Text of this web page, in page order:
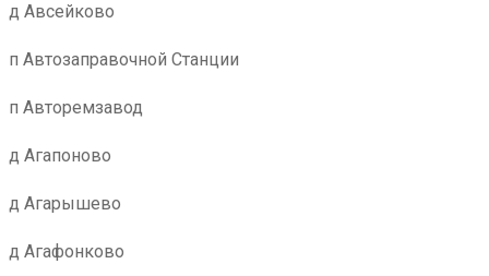
д Авсейково
п Автозаправочной Станции
п Авторемзавод
д Агапоново
д Агарышево
д Агафонково